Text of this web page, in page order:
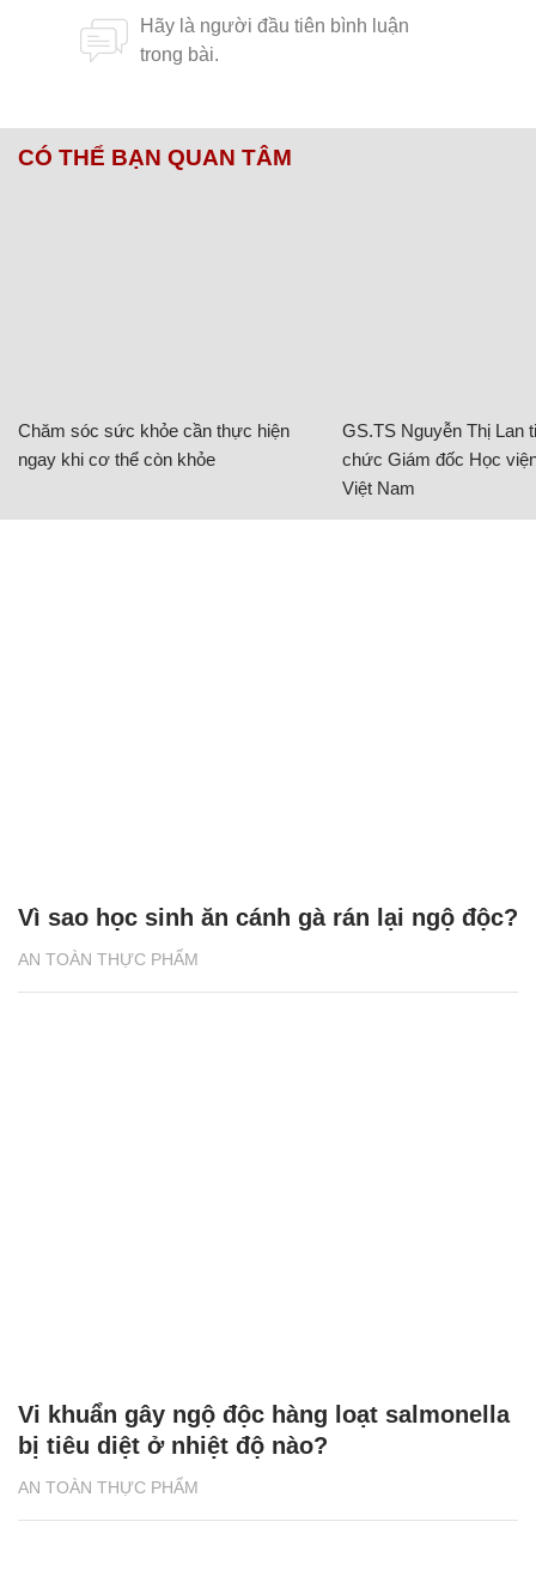
CÓ THỂ BẠN QUAN TÂM
Chăm sóc sức khỏe cần thực hiện
ngay khi cơ thể còn khỏe
GS.TS Nguyễn Thị Lan
chức Giám đốc Học
Việt Nam
AN TOÀN THỰC PHẨM
Vì sao học sinh ăn cánh gà rán lại ngộ độc?
AN TOÀN THỰC PHẨM
Vi khuẩn gây ngộ độc hàng loạt salmonella
bị tiêu diệt ở nhiệt độ nào?